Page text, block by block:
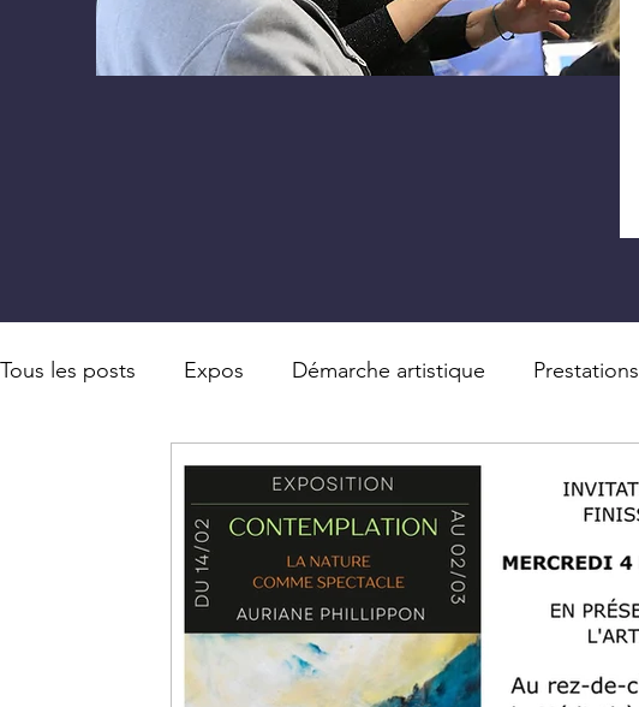
Tous les posts Expos Démarche artistique Prestations